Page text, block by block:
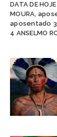
DATA DE
MOURA,
aposentado 3
4 ANSELMO